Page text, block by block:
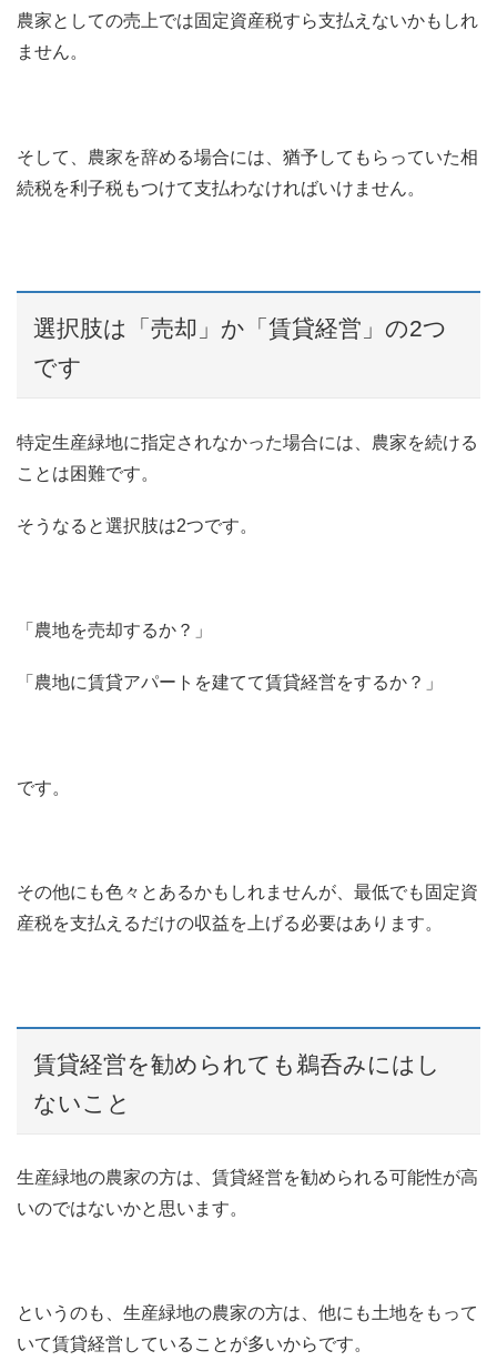
農家としての売上では固定資産税すら支払えないかもしれ
ません。
そして、農家を辞める場合には、猶予してもらっていた相
続税を利子税もつけて支払わなければいけません。
選択肢は「売却」か「賃貸経営」の2つ
です
特定生産緑地に指定されなかった場合には、農家を続ける
ことは困難です。
そうなると選択肢は2つです。
「農地を売却するか？」
「農地に賃貸アパートを建てて賃貸経営をするか？」
です。
その他にも色々とあるかもしれませんが、最低でも固定資
産税を支払えるだけの収益を上げる必要はあります。
賃貸経営を勧められても鵜呑みにはし
ないこと
生産緑地の農家の方は、賃貸経営を勧められる可能性が高
いのではないかと思います。
というのも、生産緑地の農家の方は、他にも土地をもって
いて賃貸経営していることが多いからです。